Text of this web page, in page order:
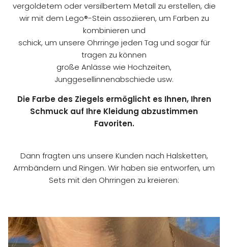
vergoldetem oder versilbertem Metall zu erstellen, die
wir mit dem Lego®-Stein assoziieren, um Farben zu
kombinieren und
schick, um unsere Ohrringe jeden Tag und sogar für
tragen zu können
große Anlässe wie Hochzeiten,
Junggesellinnenabschiede usw.
Die Farbe des Ziegels ermöglicht es Ihnen, Ihren
Schmuck auf Ihre Kleidung abzustimmen
Favoriten.
Dann fragten uns unsere Kunden nach Halsketten,
Armbändern und Ringen. Wir haben sie entworfen, um
Sets mit den Ohrringen zu kreieren: